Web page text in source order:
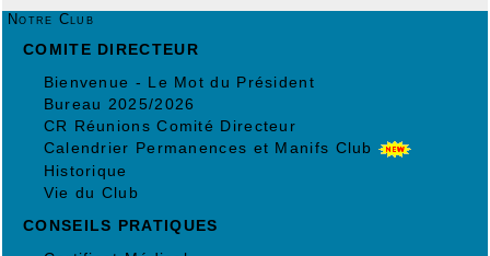
Notre Club
COMITE DIRECTEUR
Bienvenue - Le Mot du Président
Bureau 2025/2026
CR Réunions Comité Directeur
Calendrier Permanences et Manifs Club
Historique
Vie du Club
CONSEILS PRATIQUES